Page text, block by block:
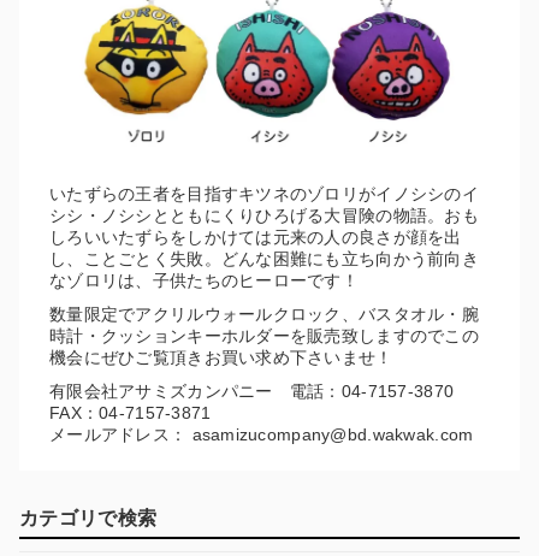
いたずらの王者を目指すキツネのゾロリがイノシシのイ
シシ・ノシシとともにくりひろげる大冒険の物語。おも
しろいいたずらをしかけては元来の人の良さが顔を出
し、ことごとく失敗。どんな困難にも立ち向かう前向き
なゾロリは、子供たちのヒーローです！
数量限定でアクリルウォールクロック、バスタオル・腕
時計・クッションキーホルダーを販売致しますのでこの
機会にぜひご覧頂きお買い求め下さいませ！
有限会社アサミズカンパニー 電話：04-7157-3870
FAX：04-7157-3871
メールアドレス： asamizucompany@bd.wakwak.com
カテゴリで検索